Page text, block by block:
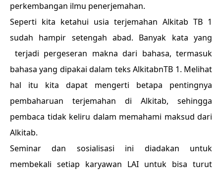
perkembangan ilmu penerjemahan.
Seperti kita ketahui usia terjemahan Alkitab TB 1
sudah hampir setengah abad. Banyak kata yang
terjadi pergeseran makna dari bahasa, termasuk
bahasa yang dipakai dalam teks AlkitabnTB 1. Melihat
hal itu kita dapat mengerti betapa pentingnya
pembaharuan terjemahan di Alkitab, sehingga
pembaca tidak keliru dalam memahami maksud dari
Alkitab.
Seminar dan sosialisasi ini diadakan untuk
membekali setiap karyawan LAI untuk bisa turut